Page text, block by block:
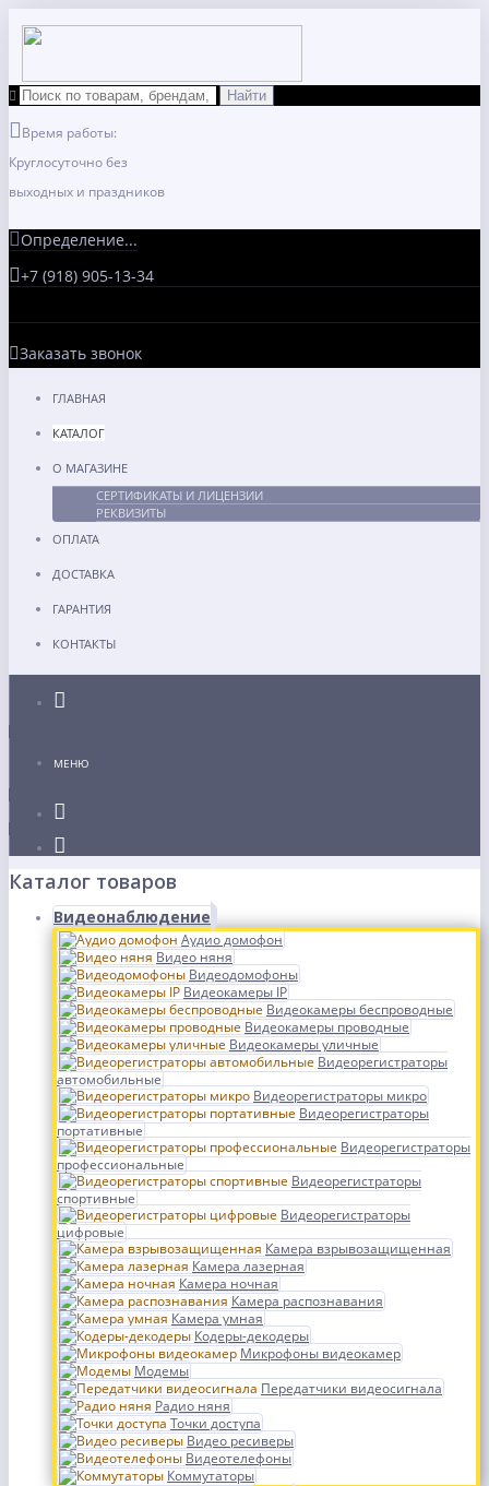
Время работы:
Круглосуточно без
выходных и праздников
Определение...
+7 (918) 905-13-34
Заказать звонок
ГЛАВНАЯ
КАТАЛОГ
О МАГАЗИНЕ
СЕРТИФИКАТЫ И ЛИЦЕНЗИИ
РЕКВИЗИТЫ
ОПЛАТА
ДОСТАВКА
ГАРАНТИЯ
КОНТАКТЫ
МЕНЮ
Каталог товаров
Видеонаблюдение
Аудио домофон
Видео няня
Видеодомофоны
Видеокамеры IP
Видеокамеры беспроводные
Видеокамеры проводные
Видеокамеры уличные
Видеорегистраторы
автомобильные
Видеорегистраторы микро
Видеорегистраторы
портативные
Видеорегистраторы
профессиональные
Видеорегистраторы
спортивные
Видеорегистраторы
цифровые
Камера взрывозащищенная
Камера лазерная
Камера ночная
Камера распознавания
Камера умная
Кодеры-декодеры
Микрофоны видеокамер
Модемы
Передатчики видеосигнала
Радио няня
Точки доступа
Видео ресиверы
Видеотелефоны
Коммутаторы